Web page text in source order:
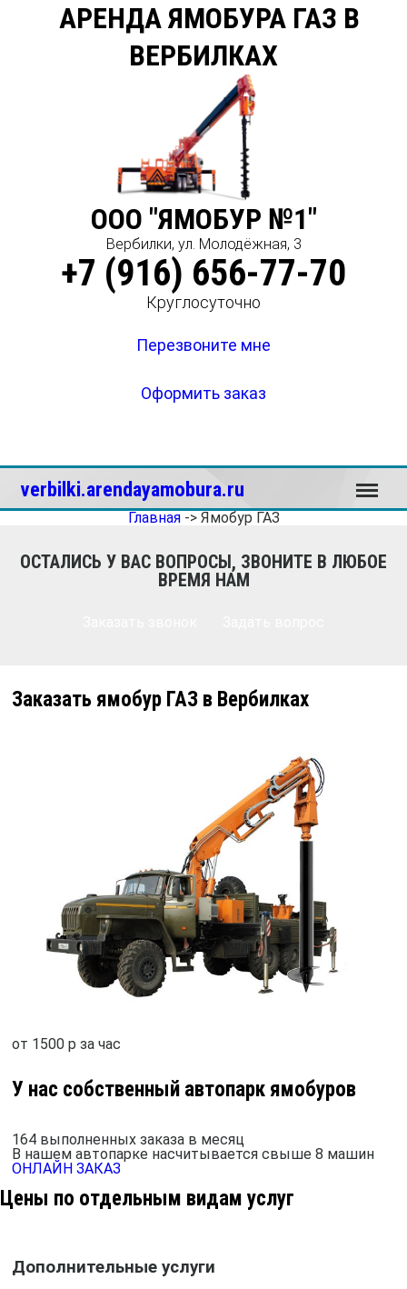
АРЕНДА ЯМОБУРА ГАЗ В
ВЕРБИЛКАХ
ООО "ЯМОБУР №1"
Вербилки, ул. Молодёжная, 3
+7 (916) 656-77-70
Круглосуточно
Перезвоните мне
Оформить заказ
verbilki.arendayamobura.ru Меню
Главная-> Ямобур ГАЗ
ОСТАЛИСЬ У ВАС ВОПРОСЫ, ЗВОНИТЕ В ЛЮБОЕ
ВРЕМЯ НАМ
Заказать ямобур ГАЗ в Вербилках
от 1500 р за час
У нас собственный автопарк ямобуров
164 выполненных заказа в месяц
В нашем автопарке насчитывается свыше 8 машин
ОНЛАЙН ЗАКАЗ
Цены по отдельным видам услуг
Дополнительные услуги